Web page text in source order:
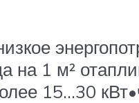
на 1 м²
15…30